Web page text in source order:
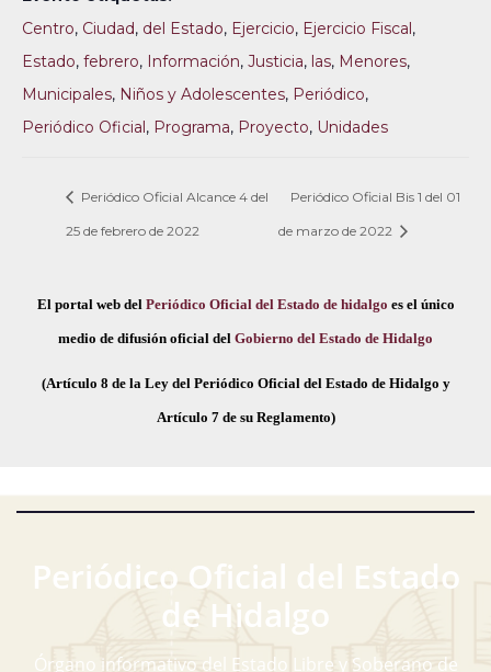
Centro, Ciudad, del Estado, Ejercicio, Ejercicio Fiscal,
Estado, febrero, Información, Justicia, las, Menores,
Municipales, Niños y Adolescentes, Periódico,
Periódico Oficial, Programa, Proyecto, Unidades
Periódico Oficial Alcance 4 del
25 de febrero de 2022
Periódico Oficial Bis 1 del 01
de marzo de 2022
El portal web del Periódico Oficial del Estado de hidalgo es el único
medio de difusión oficial del Gobierno del Estado de Hidalgo
(Artículo 8 de la Ley del Periódico Oficial del Estado de Hidalgo y
Artículo 7 de su Reglamento)
Periódico Oficial del Estado
de Hidalgo
Órgano informativo del Estado Libre y Soberano de